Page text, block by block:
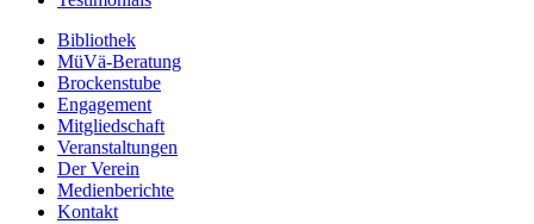
Bibliothek
MüVä-Beratung
Brockenstube
Engagement
Mitgliedschaft
Veranstaltungen
Der Verein
Medienberichte
Kontakt